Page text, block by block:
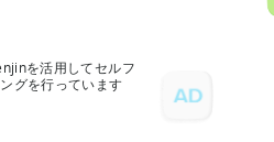
を活用してセルフ
グを行っています